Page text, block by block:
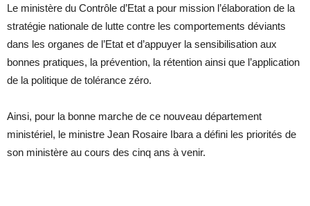
Le ministère du Contrôle d’Etat a pour mission l’élaboration de la
stratégie nationale de lutte contre les comportements déviants
dans les organes de l’Etat et d’appuyer la sensibilisation aux
bonnes pratiques, la prévention, la rétention ainsi que l’application
de la politique de tolérance zéro.
Ainsi, pour la bonne marche de ce nouveau département
ministériel, le ministre Jean Rosaire Ibara a défini les priorités de
son ministère au cours des cinq ans à venir.